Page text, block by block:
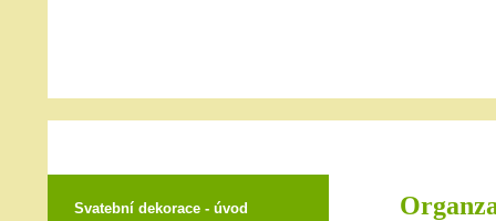
Svatební dekorace - úvod